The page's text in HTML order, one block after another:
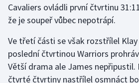
Jezdectví
Krasobruslení
Cavaliers ovládli první čtvrtinu
že je soupeř vůbec nepotrápí.
Ve třetí části se však rozstřílel
poslední čtvrtinou Warriors
Větší drama ale James
čtvrté čtvrtiny nastřílel osmnáct